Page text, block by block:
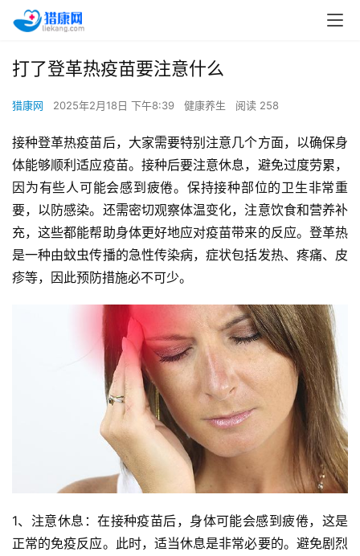
打了登革热疫苗要注意什么
猎康网 2025年2月18日 下午8:39 健康养生 阅读 258
接种登革热疫苗后，大家需要特别注意几个方面，以确保身
体能够顺利适应疫苗。接种后要注意休息，避免过度劳累，
因为有些人可能会感到疲倦。保持接种部位的卫生非常重
要，以防感染。还需密切观察体温变化，注意饮食和营养补
充，这些都能帮助身体更好地应对疫苗带来的反应。登革热
是一种由蚊虫传播的急性传染病，症状包括发热、疼痛、皮
疹等，因此预防措施必不可少。
1、注意休息：在接种疫苗后，身体可能会感到疲倦，这是
正常的免疫反应。此时，适当休息是非常必要的。避免剧烈